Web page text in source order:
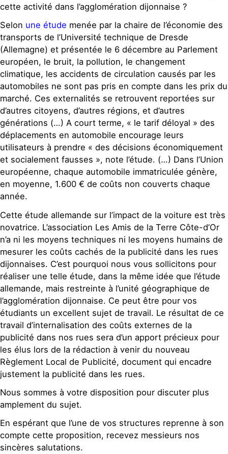
cette activité dans l’agglomération dijonnaise ?
Selon une étude menée par la chaire de l’économie des
transports de l’Université technique de Dresde
(Allemagne) et présentée le 6 décembre au Parlement
européen, le bruit, la pollution, le changement
climatique, les accidents de circulation causés par les
automobiles ne sont pas pris en compte dans les prix du
marché. Ces externalités se retrouvent reportées sur
d’autres citoyens, d’autres régions, et d’autres
générations (…) A court terme, « le tarif déloyal » des
déplacements en automobile encourage leurs
utilisateurs à prendre « des décisions économiquement
et socialement fausses », note l’étude. (…) Dans l’Union
européenne, chaque automobile immatriculée génère,
en moyenne, 1.600 € de coûts non couverts chaque
année.
Cette étude allemande sur l’impact de la voiture est très
novatrice. L’association Les Amis de la Terre Côte-d’Or
n’a ni les moyens techniques ni les moyens humains de
mesurer les coûts cachés de la publicité dans les rues
dijonnaises. C’est pourquoi nous vous sollicitons pour
réaliser une telle étude, dans la même idée que l’étude
allemande, mais restreinte à l’unité géographique de
l’agglomération dijonnaise. Ce peut être pour vos
étudiants un excellent sujet de travail. Le résultat de ce
travail d’internalisation des coûts externes de la
publicité dans nos rues sera d’un apport précieux pour
les élus lors de la rédaction à venir du nouveau
Règlement Local de Publicité, document qui encadre
justement la publicité dans les rues.
Nous sommes à votre disposition pour discuter plus
amplement du sujet.
En espérant que l’une de vos structures reprenne à son
compte cette proposition, recevez messieurs nos
sincères salutations.